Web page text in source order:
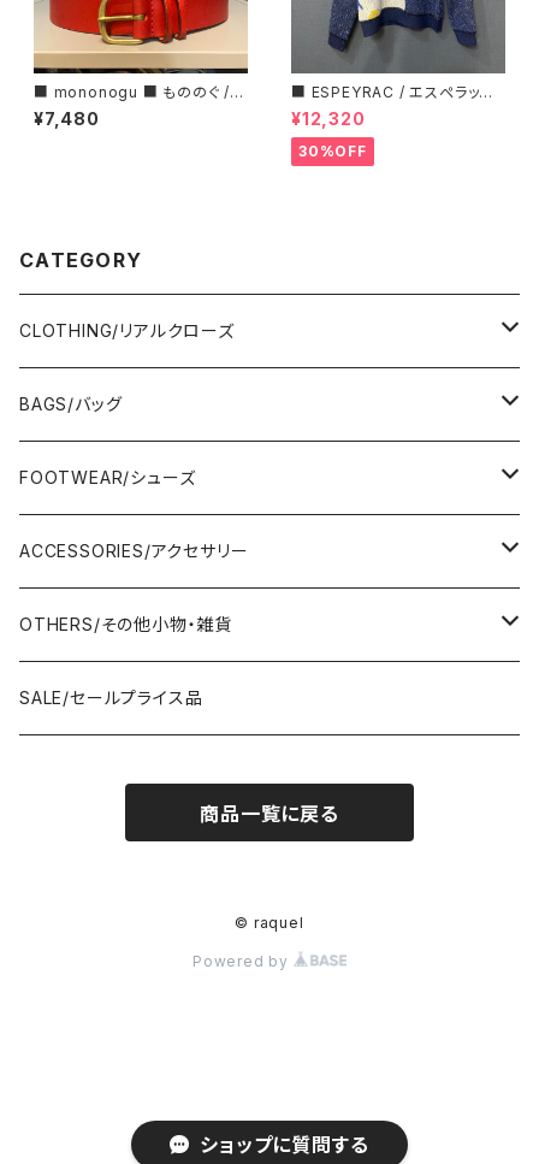
ショップに質問する
■ mononogu ■ もののぐ /レ
ザーベルト・30ROLL■MADE
IN JAPAN
¥7,480
■ ESPEYRAC / エスぺラック
■ フラワーモチーフニット■YE
LLOW & NAVY■ 超カワイイ！
¥12,320
30%OFF
CATEGORY
CLOTHING/リアルクローズ
TOPS/トップス
Adonisis/アドニシス
AMERICANA/アメリカーナ
IN-PROCESS Tokyo/インプロセストーキョー
Le Melange/ル・メランジュ
BOTOMS/ボトム
Adonisis/アドニシス
amherst/アムハースト
FANTASTICDAYS/ファンタステックデイズ
Le Melange/ル・メランジュ
ONE-PIECE/ワンピース
anana/アナナ
J.Sloane/ジェイスロアン
OUTER/アウター
anana/アナナ
BAGS/バッグ
HAND BAG/ハンドバッグ
mononogu/もののぐ
IMPORT/インポート
SHOULDER BAG/ショルダーバッグ
mononogu/もののぐ
IMPORT/インポート
TOTE BAG/トートバッグ
mononogu/もののぐ
OTHERS/その他
IMPORT/インポート
FOOTWEAR/シューズ
PUMPS/パンプス
コツコツ
IMPORT/インポート
SANDAL/サンダル
コツコツ
BOOTS/ブーツ
IMPORT/インポート
2STAR/ツースター
OTHERS/その他
ACCESSORIES/アクセサリー
EARRINGS/イヤリング
RING/指輪
NECKLACE/ネックレス
OTHERS/その他小物・雑貨
BELT/ベルト
WALLET/財布
SALE/セールプライス品
商品一覧に戻る
© raquel
Powered by